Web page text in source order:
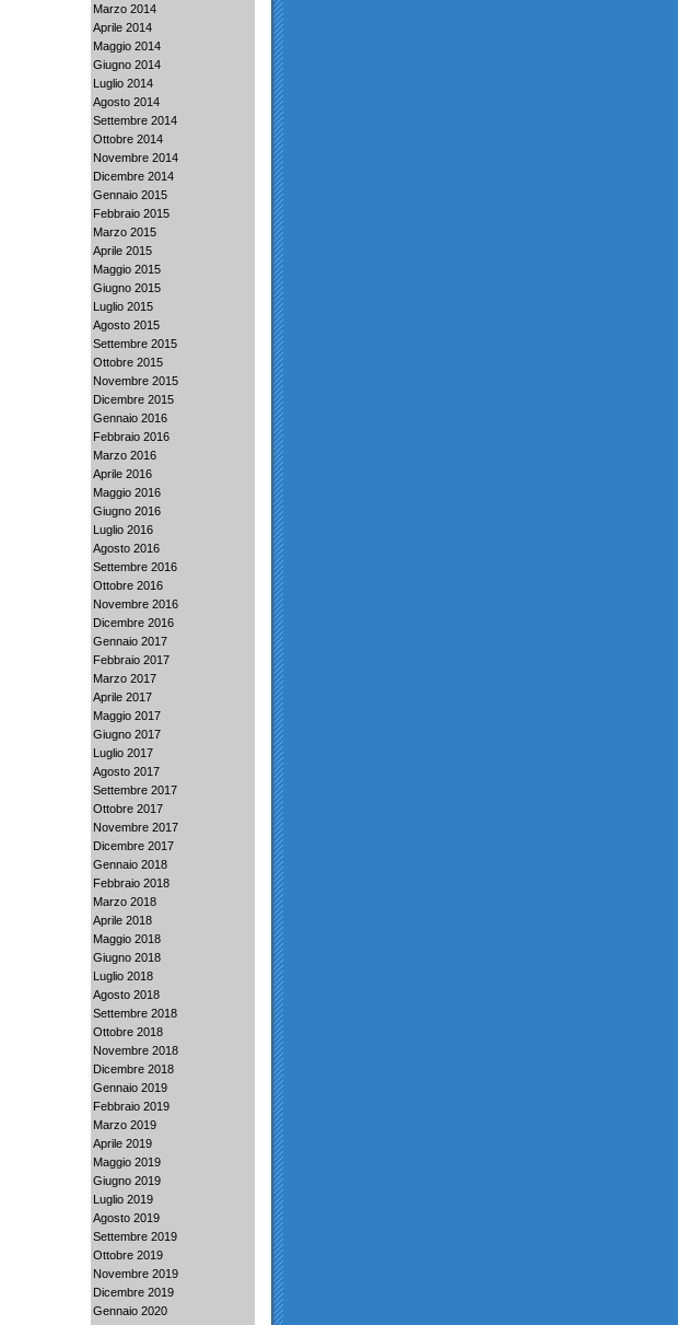
Marzo 2014
Aprile 2014
Maggio 2014
Giugno 2014
Luglio 2014
Agosto 2014
Settembre 2014
Ottobre 2014
Novembre 2014
Dicembre 2014
Gennaio 2015
Febbraio 2015
Marzo 2015
Aprile 2015
Maggio 2015
Giugno 2015
Luglio 2015
Agosto 2015
Settembre 2015
Ottobre 2015
Novembre 2015
Dicembre 2015
Gennaio 2016
Febbraio 2016
Marzo 2016
Aprile 2016
Maggio 2016
Giugno 2016
Luglio 2016
Agosto 2016
Settembre 2016
Ottobre 2016
Novembre 2016
Dicembre 2016
Gennaio 2017
Febbraio 2017
Marzo 2017
Aprile 2017
Maggio 2017
Giugno 2017
Luglio 2017
Agosto 2017
Settembre 2017
Ottobre 2017
Novembre 2017
Dicembre 2017
Gennaio 2018
Febbraio 2018
Marzo 2018
Aprile 2018
Maggio 2018
Giugno 2018
Luglio 2018
Agosto 2018
Settembre 2018
Ottobre 2018
Novembre 2018
Dicembre 2018
Gennaio 2019
Febbraio 2019
Marzo 2019
Aprile 2019
Maggio 2019
Giugno 2019
Luglio 2019
Agosto 2019
Settembre 2019
Ottobre 2019
Novembre 2019
Dicembre 2019
Gennaio 2020